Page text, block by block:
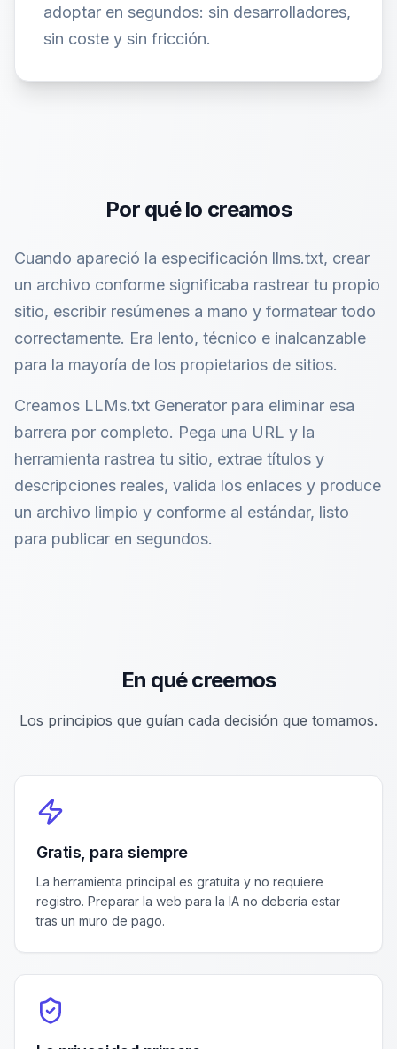
adoptar en segundos: sin desarrolladores,
sin coste y sin fricción.
Por qué lo creamos
Cuando apareció la especificación llms.txt, crear
un archivo conforme significaba rastrear tu propio
sitio, escribir resúmenes a mano y formatear todo
correctamente. Era lento, técnico e inalcanzable
para la mayoría de los propietarios de sitios.
Creamos LLMs.txt Generator para eliminar esa
barrera por completo. Pega una URL y la
herramienta rastrea tu sitio, extrae títulos y
descripciones reales, valida los enlaces y produce
un archivo limpio y conforme al estándar, listo
para publicar en segundos.
En qué creemos
Los principios que guían cada decisión que tomamos.
Gratis, para siempre
La herramienta principal es gratuita y no requiere
registro. Preparar la web para la IA no debería estar
tras un muro de pago.